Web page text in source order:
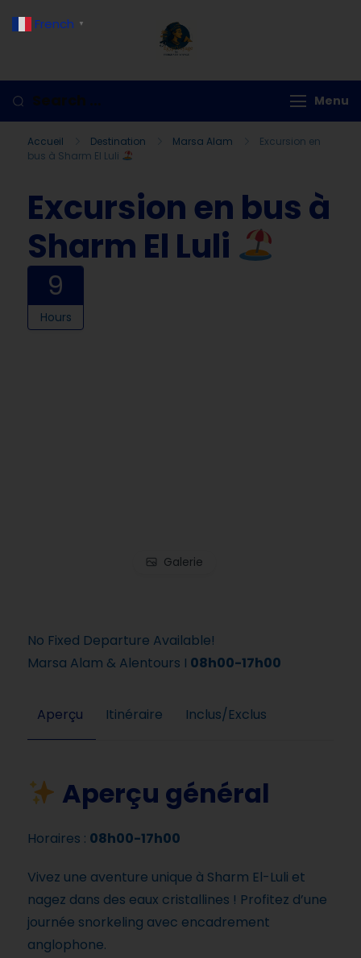
Menu
Accueil Destination Marsa Alam
Excursion en
bus à Sharm El Luli
Excursion en bus à
Sharm El Luli
9
Hours
Galerie
No Fixed Departure Available!
Marsa Alam & Alentours I 08h00-17h00
Aperçu Itinéraire Inclus/Exclus
Aperçu général
Horaires : 08h00-17h00
Vivez une aventure unique à Sharm El-Luli et
nagez dans des eaux cristallines ! Profitez d’une
journée snorkeling avec encadrement
anglophone.
French ▼